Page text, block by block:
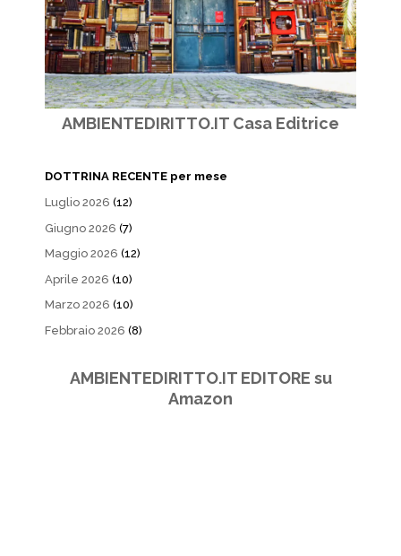
AMBIENTEDIRITTO.IT Casa Editrice
DOTTRINA RECENTE per mese
Luglio 2026 (12)
Giugno 2026 (7)
Maggio 2026 (12)
Aprile 2026 (10)
Marzo 2026 (10)
Febbraio 2026 (8)
AMBIENTEDIRITTO.IT EDITORE su
Amazon